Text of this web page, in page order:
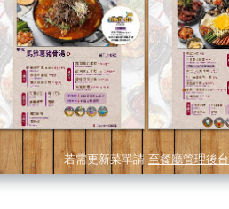
若需更新菜單請 至餐廳管理後台